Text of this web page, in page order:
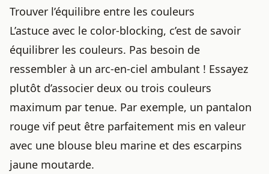
Trouver l’équilibre entre les couleurs
L’astuce avec le color-blocking, c’est de savoir
équilibrer les couleurs. Pas besoin de
ressembler à un arc-en-ciel ambulant ! Essayez
plutôt d’associer deux ou trois couleurs
maximum par tenue. Par exemple, un pantalon
rouge vif peut être parfaitement mis en valeur
avec une blouse bleu marine et des escarpins
jaune moutarde.